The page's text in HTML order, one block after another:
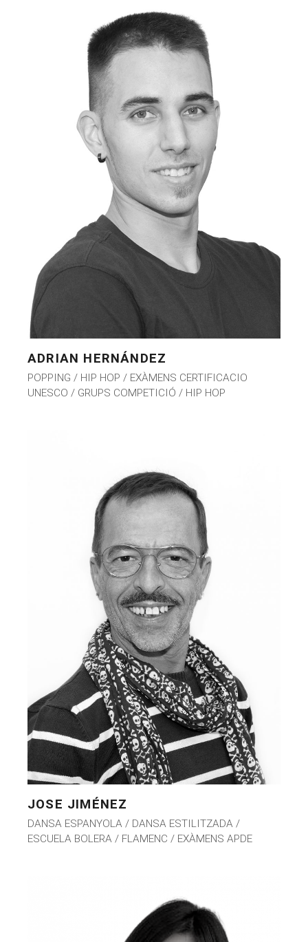
ADRIAN HERNÁNDEZ
POPPING / HIP HOP / EXÀMENS CERTIFICACIO
UNESCO / GRUPS COMPETICIÓ / HIP HOP
JOSE JIMÉNEZ
DANSA ESPANYOLA / DANSA ESTILITZADA /
ESCUELA BOLERA / FLAMENC / EXÀMENS APDE